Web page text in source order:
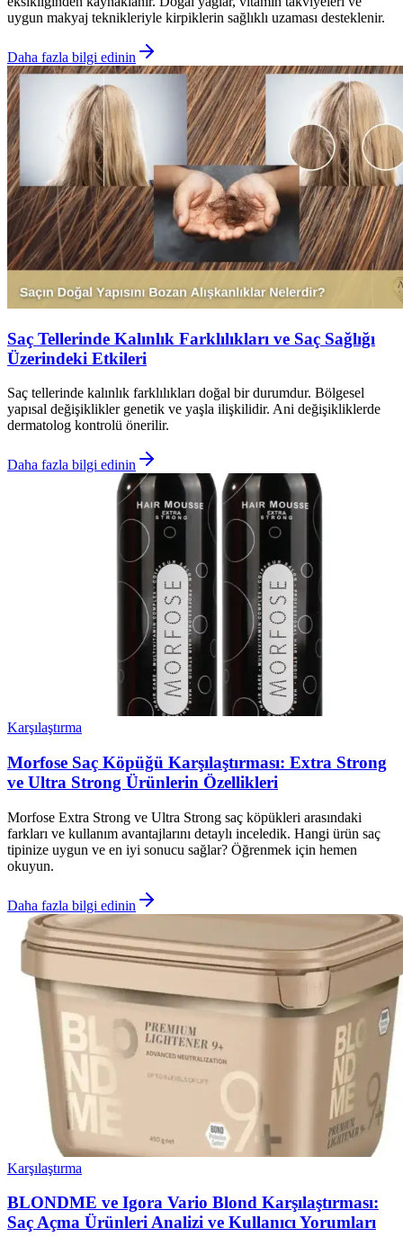
uygun makyaj teknikleriyle kirpiklerin sağlıklı uzaması desteklenir.
Daha fazla bilgi edinin
Saç Tellerinde Kalınlık Farklılıkları ve Saç Sağlığı
Üzerindeki Etkileri
Saç tellerinde kalınlık farklılıkları doğal bir durumdur. Bölgesel
yapısal değişiklikler genetik ve yaşla ilişkilidir. Ani değişikliklerde
dermatolog kontrolü önerilir.
Daha fazla bilgi edinin
Karşılaştırma
Morfose Saç Köpüğü Karşılaştırması: Extra Strong
ve Ultra Strong Ürünlerin Özellikleri
Morfose Extra Strong ve Ultra Strong saç köpükleri arasındaki
farkları ve kullanım avantajlarını detaylı inceledik. Hangi ürün saç
tipinize uygun ve en iyi sonucu sağlar? Öğrenmek için hemen
okuyun.
Daha fazla bilgi edinin
Karşılaştırma
BLONDME ve Igora Vario Blond Karşılaştırması:
Saç Açma Ürünleri Analizi ve Kullanıcı Yorumları